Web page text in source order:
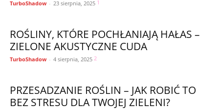
TurboShadow - 23 sierpnia, 2025 1
ROŚLINY, KTÓRE POCHŁANIAJĄ HAŁAS –
ZIELONE AKUSTYCZNE CUDA
TurboShadow - 4 sierpnia, 2025 2
PRZESADZANIE ROŚLIN – JAK ROBIĆ TO
BEZ STRESU DLA TWOJEJ ZIELENI?